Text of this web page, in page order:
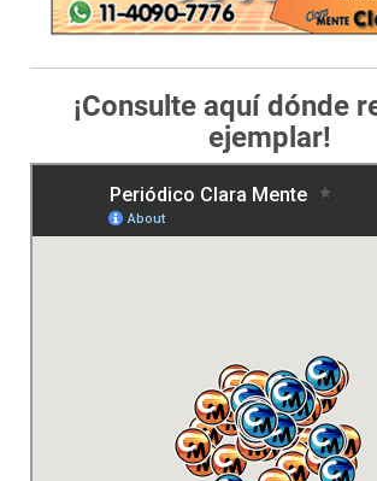
¡Consulte aquí dónde
ejemplar!